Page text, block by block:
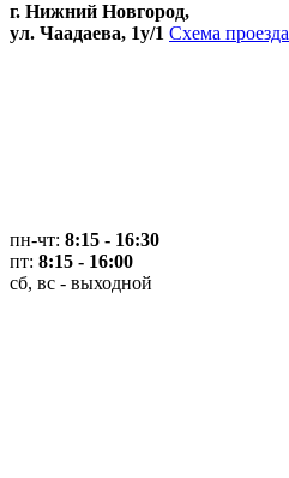
г. Нижний Новгород,
ул. Чаадаева, 1у/1 Схема проезда
пн-чт: 8:15 - 16:30
пт: 8:15 - 16:00
сб, вс - выходной